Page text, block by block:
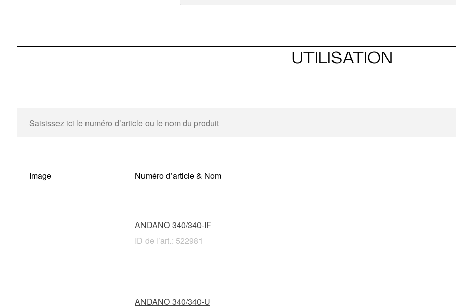
UTILISATION
Image Numéro d’article & Nom
ANDANO 340/340-IF
ID de l’art.: 522981
ANDANO 340/340-U